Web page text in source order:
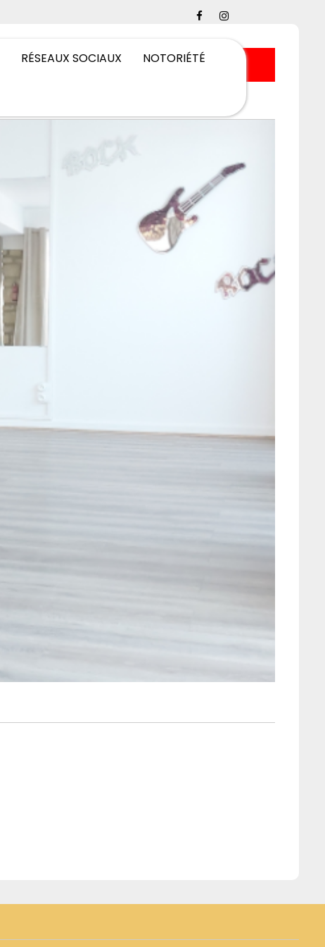
RÉSEAUX SOCIAUX NOTORIÉTÉ